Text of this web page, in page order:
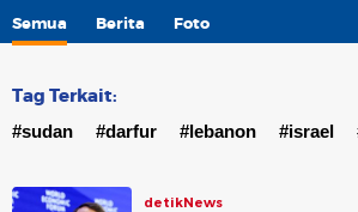
Semua Berita Foto
Tag Terkait:
#sudan #darfur #lebanon #israel
detikNews